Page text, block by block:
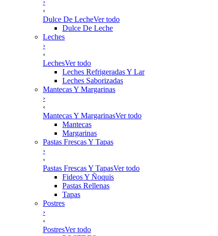
›
‹
Dulce De LecheVer todo
Dulce De Leche
Leches
›
‹
LechesVer todo
Leches Refrigeradas Y Lar
Leches Saborizadas
Mantecas Y Margarinas
›
‹
Mantecas Y MargarinasVer todo
Mantecas
Margarinas
Pastas Frescas Y Tapas
›
‹
Pastas Frescas Y TapasVer todo
Fideos Y Ñoquis
Pastas Rellenas
Tapas
Postres
›
‹
PostresVer todo